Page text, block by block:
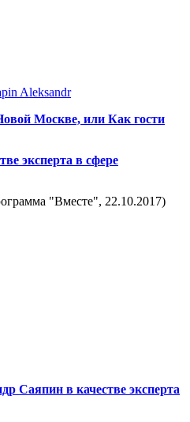
Москве, или Как гости
эксперта в сфере
"Вместе", 22.10.2017)
Саяпин в качестве эксперта